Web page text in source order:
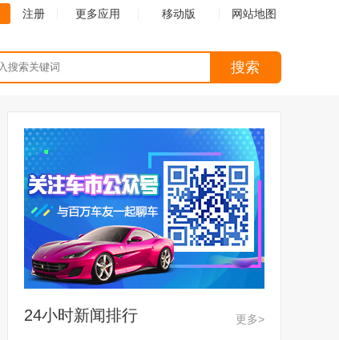
注册 更多应用 移动版 网站地图
搜索
24小时新闻排行 更多>